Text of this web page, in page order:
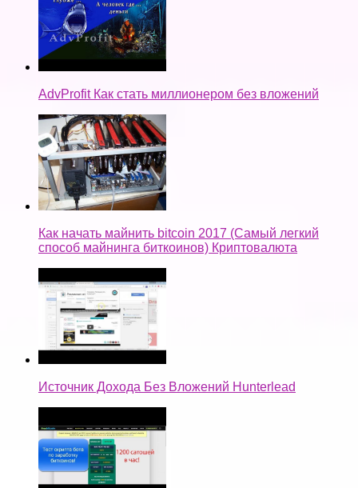
AdvProfit Как стать миллионером без вложений
Как начать майнить bitcoin 2017 (Самый легкий
способ майнинга биткоинов) Криптовалюта
Источник Дохода Без Вложений Hunterlead